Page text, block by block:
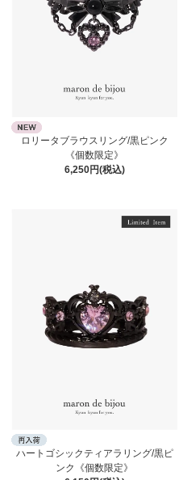
ロリータブラウスリング/黒ピンク
《個数限定》
6,250円(税込)
ハートゴシックティアラリング/黒ピ
ンク《個数限定》